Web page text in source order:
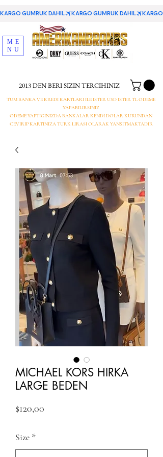
KARGO GUMRUK DAHIL
2013 DEN BERI SIZIN TERCIHINIZ
TUM BANKA VE KREDI KARTLARI ILE ISTER USD ISTER TL ODEME
YAPABILIRSINIZ
ODEME YAPTIGINIZDA BANKALAR KENDI DOLAR KURUNDAN
CEVIRIP KARTINIZA TURK LIRASI OLARAK YANSITMAKTADIR
ME
NU
MICHAEL KORS HIRKA
LARGE BEDEN
$120,00
Size *